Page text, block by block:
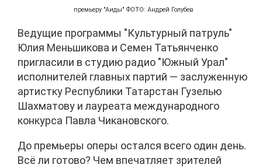
премьеру "Аиды" ФОТО: Андрей Голубев
Ведущие программы "Культурный патруль"
Юлия Меньшикова и Семен Татьянченко
пригласили в студию радио "Южный Урал"
исполнителей главных партий — заслуженную
артистку Республики Татарстан Гузелью
Шахматову и лауреата международного
конкурса Павла Чикановского.
До премьеры оперы остался всего один день.
Всё ли готово? Чем впечатляет зрителей